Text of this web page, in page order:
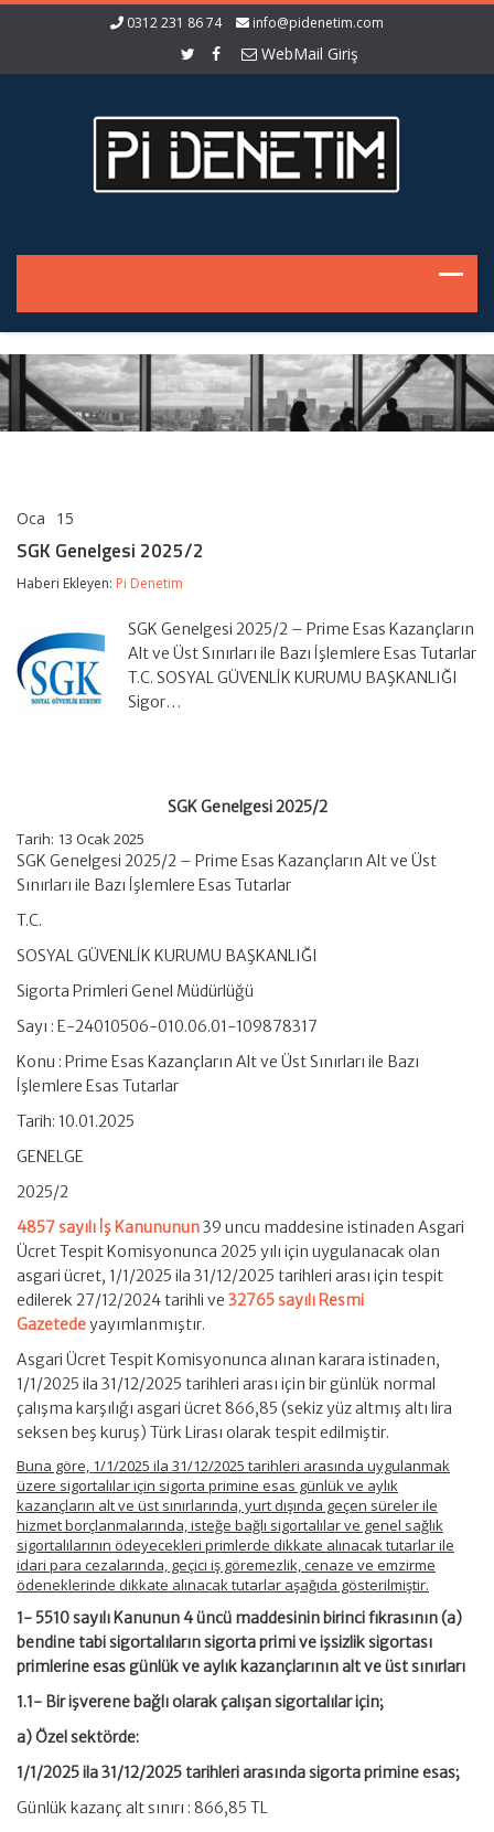
0312 231 86 74 info@pidenetim.com
WebMail Giriş
Oca 15
2025/2
için
SGK Genelgesi 2025/2
Haberi Ekleyen: Pi Denetim
SGK Genelgesi 2025/2 – Prime Esas Kazançların
Alt ve Üst Sınırları ile Bazı İşlemlere Esas Tutarlar
T.C. SOSYAL GÜVENLİK KURUMU BAŞKANLIĞI
Sigor…
SGK Genelgesi 2025/2
Tarih: 13 Ocak 2025
SGK Genelgesi 2025/2 – Prime Esas Kazançların Alt ve Üst
Sınırları ile Bazı İşlemlere Esas Tutarlar
T.C.
SOSYAL GÜVENLİK KURUMU BAŞKANLIĞI
Sigorta Primleri Genel Müdürlüğü
Sayı : E-24010506-010.06.01-109878317
Konu : Prime Esas Kazançların Alt ve Üst Sınırları ile Bazı
İşlemlere Esas Tutarlar
Tarih: 10.01.2025
GENELGE
2025/2
4857 sayılı İş Kanununun39 uncu maddesine istinaden Asgari
Ücret Tespit Komisyonunca 2025 yılı için uygulanacak olan
asgari ücret, 1/1/2025 ila 31/12/2025 tarihleri arası için tespit
edilerek 27/12/2024 tarihli ve 32765 sayılı Resmi
Gazetedeyayımlanmıştır.
Asgari Ücret Tespit Komisyonunca alınan karara istinaden,
1/1/2025 ila 31/12/2025 tarihleri arası için bir günlük normal
çalışma karşılığı asgari ücret 866,85 (sekiz yüz altmış altı lira
seksen beş kuruş) Türk Lirası olarak tespit edilmiştir.
Buna göre, 1/1/2025 ila 31/12/2025 tarihleri arasında uygulanmak
üzere sigortalılar için sigorta primine esas günlük ve aylık
kazançların alt ve üst sınırlarında, yurt dışında geçen süreler ile
hizmet borçlanmalarında, isteğe bağlı sigortalılar ve genel sağlık
sigortalılarının ödeyecekleri primlerde dikkate alınacak tutarlar ile
idari para cezalarında, geçici iş göremezlik, cenaze ve emzirme
ödeneklerinde dikkate alınacak tutarlar aşağıda gösterilmiştir.
1- 5510 sayılı Kanunun 4 üncü maddesinin birinci fıkrasının (a)
bendine tabi sigortalıların sigorta primi ve işsizlik sigortası
primlerine esas günlük ve aylık kazançlarının alt ve üst sınırları
1.1- Bir işverene bağlı olarak çalışan sigortalılar için;
a) Özel sektörde:
1/1/2025 ila 31/12/2025 tarihleri arasında sigorta primine esas;
Günlük kazanç alt sınırı : 866,85 TL